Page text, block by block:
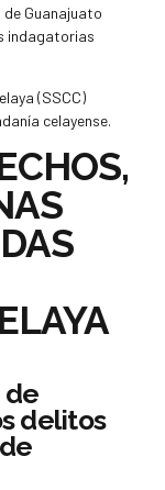
Guanajuato
indagatorias
(SSCC)
celayense.
de
delitos